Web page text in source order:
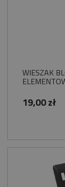
WIESZAK
19,00 zł